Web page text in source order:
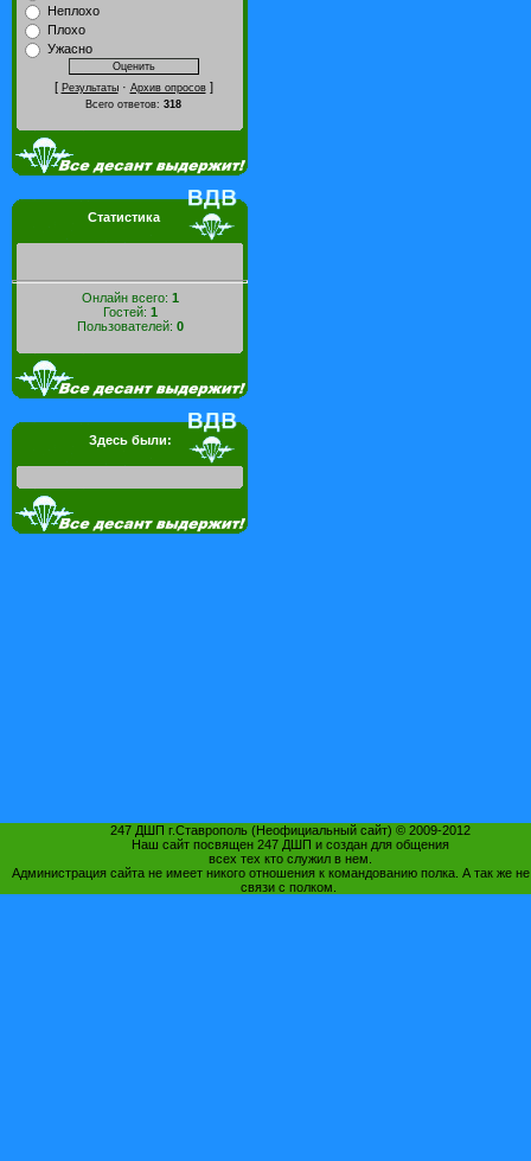
Неплохо
Плохо
Ужасно
[ Результаты· Архив опросов]
Всего ответов: 318
Статистика
Онлайн всего: 1
Гостей: 1
Пользователей: 0
Здесь были:
247 ДШП г.Ставрополь (Неофициальный сайт) © 2009-2012
Наш сайт посвящен 247 ДШП и создан для общения
всех тех кто служил в нем.
Администрация сайта не имеет никого отношения к командованию полка. А так же
связи с полком.